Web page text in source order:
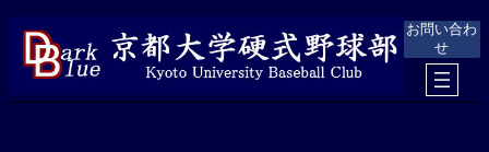
キ
お問い合わ
せ